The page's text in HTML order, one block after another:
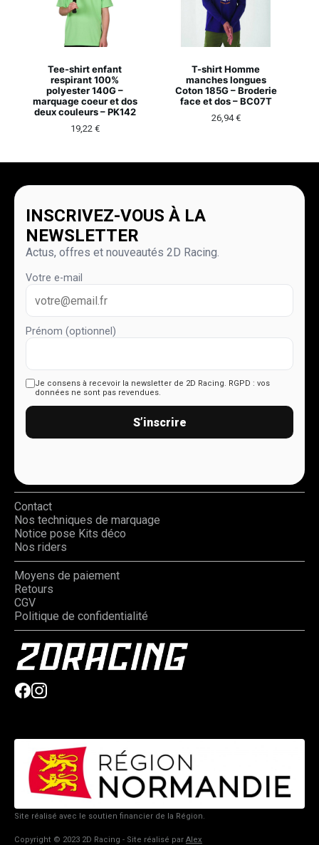
Tee-shirt enfant
respirant 100%
polyester 140G –
marquage coeur et dos
deux couleurs – PK142
19,22 €
T-shirt Homme
manches longues
Coton 185G – Broderie
face et dos – BC07T
26,94€
INSCRIVEZ-VOUS À LA
NEWSLETTER
Actus, offres et nouveautés 2D Racing.
Votre e-mail
Prénom (optionnel)
Je consens à recevoir la newsletter de 2D Racing. RGPD : vos
données ne sont pas revendues.
S’inscrire
Contact
Nos techniques de marquage
Notice pose Kits déco
Nos riders
Moyens de paiement
Retours
CGV
Politique de confidentialité
Site réalisé avec le soutien financier de la Région.
Copyright © 2023 2D Racing - Site réalisé par Alex